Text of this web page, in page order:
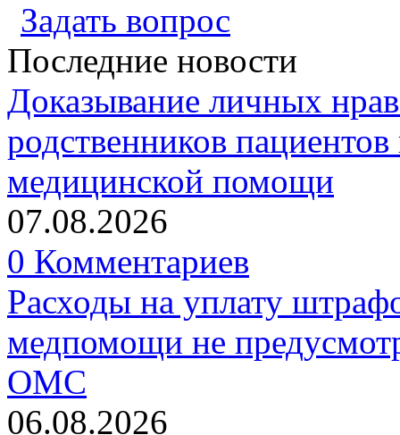
Задать вопрос
Последние новости
Доказывание личных
родственников
медицинской помощи
07.08.2026
0 Комментариев
Расходы на уплату
медпомощи не
ОМС
06.08.2026